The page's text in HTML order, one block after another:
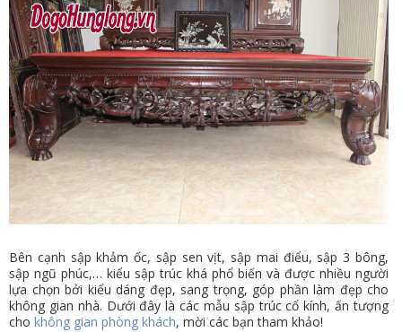
THỐNG
CỬA
HÀNG
TRỢ
GIÚP
LIÊN
HỆ
GIỎ
Bên cạnh sập khảm ốc, sập sen vịt, sập mai điểu, sập 3 bông,
sập ngũ phúc,… kiểu sập trúc khá phổ biến và được nhiều người
lựa chọn bởi kiểu dáng đẹp, sang trọng, góp phần làm đẹp cho
không gian nhà. Dưới đây là các mẫu sập trúc cổ kính, ấn tượng
cho không gian phòng khách, mời các bạn tham khảo!